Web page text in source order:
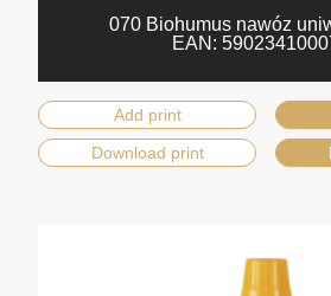
070 Biohumus nawóz
EAN:
Add print
Download print